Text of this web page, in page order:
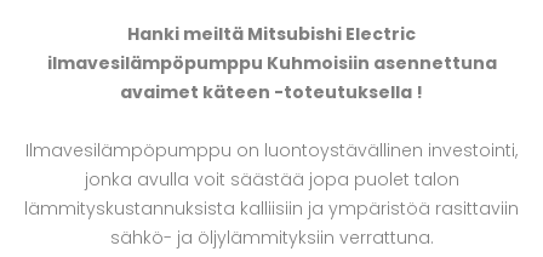
Hanki meiltä Mitsubishi Electric
ilmavesilämpöpumppu Kuhmoisiin asennettuna
avaimet käteen -toteutuksella !
Ilmavesilämpöpumppu on luontoystävällinen investointi,
jonka avulla voit säästää jopa puolet talon
lämmityskustannuksista kalliisiin ja ympäristöä rasittaviin
sähkö- ja öljylämmityksiin verrattuna.